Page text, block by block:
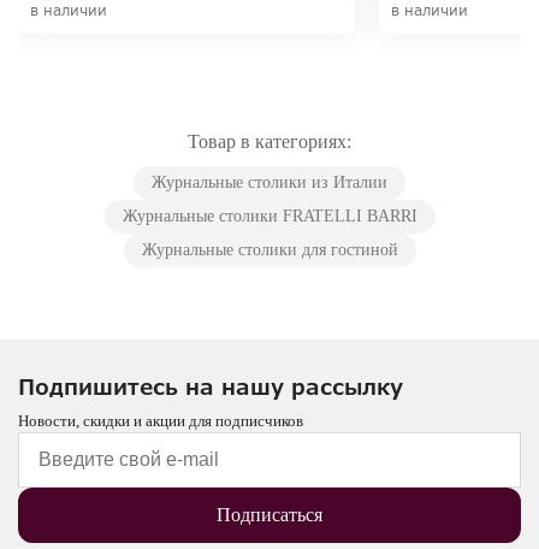
в наличии в наличии
Товар в категориях:
Журнальные столики из Италии
Журнальные столики FRATELLI BARRI
Журнальные столики для гостиной
Подпишитесь на нашу рассылку
Новости, скидки и акции для подписчиков
Подписаться